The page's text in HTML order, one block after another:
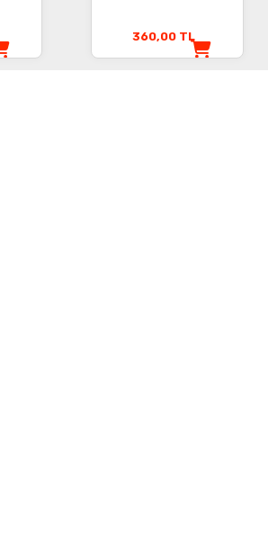
360,00 TL